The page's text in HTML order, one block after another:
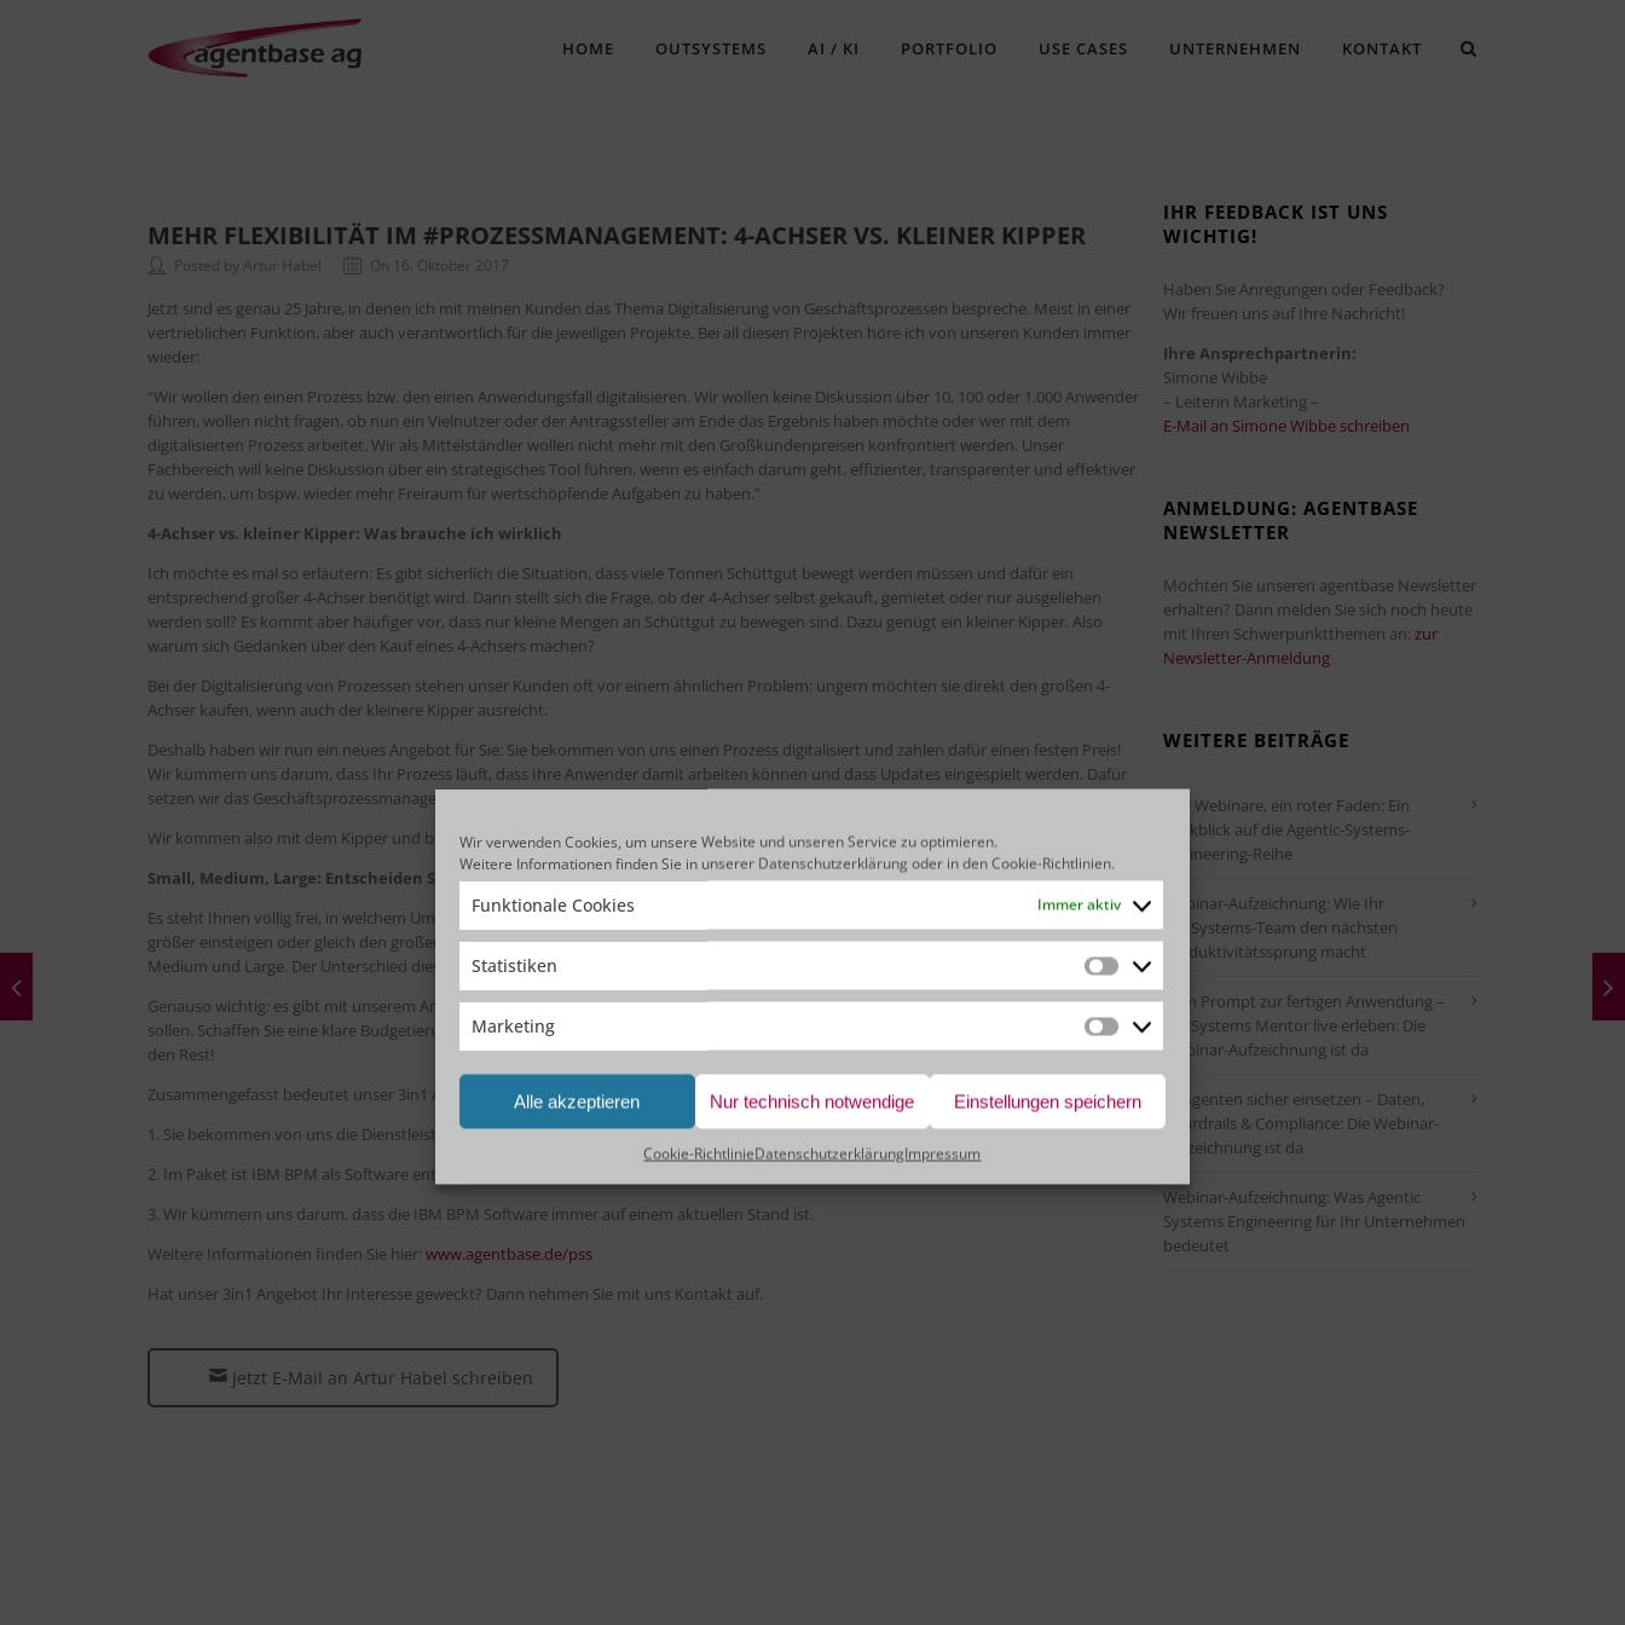
Wir verwenden Cookies, um unsere Website und unseren Service zu optimieren.
Weitere Informationen finden Sie in unserer Datenschutzerklärung oder in denCookie-Richtlinien.
Funktionale Cookies Immer aktiv
Statistiken Statistiken
Marketing Marketing
Alle akzeptieren Nur technisch notwendige Einstellungen speichern
Cookie-RichtlinieDatenschutzerklärungImpressum
HOME OUTSYSTEMS AI / KI PORTFOLIO USE CASES UNTERNEHMEN KONTAKT
MEHR FLEXIBILITÄT IM #PROZESSMANAGEMENT: 4-ACHSER VS. KLEINER KIPPER
Posted by Artur Habel On 16. Oktober 2017
Jetzt sind es genau 25 Jahre, in denen ich mit meinen Kunden das Thema Digitalisierung von Geschäftsprozessen bespreche. Meist in einer
vertrieblichen Funktion, aber auch verantwortlich für die jeweiligen Projekte. Bei all diesen Projekten höre ich von unseren Kunden immer
wieder:
“Wir wollen den einen Prozess bzw. den einen Anwendungsfall digitalisieren. Wir wollen keine Diskussion über 10, 100 oder 1.000 Anwender
führen, wollen nicht fragen, ob nun ein Vielnutzer oder der Antragssteller am Ende das Ergebnis haben möchte oder wer mit dem
digitalisierten Prozess arbeitet. Wir als Mittelständler wollen nicht mehr mit den Großkundenpreisen konfrontiert werden. Unser
Fachbereich will keine Diskussion über ein strategisches Tool führen, wenn es einfach darum geht, effizienter, transparenter und effektiver
zu werden, um bspw. wieder mehr Freiraum für wertschöpfende Aufgaben zu haben.”
4-Achser vs. kleiner Kipper: Was brauche ich wirklich
Ich möchte es mal so erläutern: Es gibt sicherlich die Situation, dass viele Tonnen Schüttgut bewegt werden müssen und dafür ein
entsprechend großer 4-Achser benötigt wird. Dann stellt sich die Frage, ob der 4-Achser selbst gekauft, gemietet oder nur ausgeliehen
werden soll? Es kommt aber häufiger vor, dass nur kleine Mengen an Schüttgut zu bewegen sind. Dazu genügt ein kleiner Kipper. Also
warum sich Gedanken über den Kauf eines 4-Achsers machen?
Bei der Digitalisierung von Prozessen stehen unser Kunden oft vor einem ähnlichen Problem: ungern möchten sie direkt den großen 4-
Achser kaufen, wenn auch der kleinere Kipper ausreicht.
Deshalb haben wir nun ein neues Angebot für Sie: Sie bekommen von uns einen Prozess digitalisiert und zahlen dafür einen festen Preis!
Wir kümmern uns darum, dass Ihr Prozess läuft, dass Ihre Anwender damit arbeiten können und dass Updates eingespielt werden. Dafür
setzen wir das Geschäftsprozessmanagementtool IBM BPM ein. Das ist im Preis inbegriffen!
Wir kommen also mit dem Kipper und bewegen Ihr Schüttgut, Sie brauchen nicht den großen 4-Achser kaufen und selbst tätig werden.
Small, Medium, Large: Entscheiden Sie selbst, womit Sie starten
Es steht Ihnen völlig frei, in welchem Umfang wir mit der Digitalisierung Ihrer Prozesse starten. Ob wir im kleinen Maße beginnen, bereits
größer einsteigen oder gleich den großen Geschäftsprozess digitalisieren. Wir bieten Ihnen dafür drei verschiedene Varianten: Small,
Medium und Large. Der Unterschied dieser drei Varianten liegt dabei in erster Linie in der Komplexität des zu digitalisierenden Prozesses.
Genauso wichtig: es gibt mit unserem Angebot keine Diskussion mehr darüber, ob bspw. 20, 200 oder 2.000 Anwender den Prozess nutzen
sollen. Schaffen Sie eine klare Budgetierung des Projektes und konzentrieren Sie sich auf den zu digitalisierenden Prozess – wir erledigen
den Rest!
Zusammengefasst bedeutet unser 3in1 Angebot für Sie:
1. Sie bekommen von uns die Dienstleistung zur Umsetzung Ihres Prozesses.
2. Im Paket ist IBM BPM als Software enthalten.
3. Wir kümmern uns darum, dass die IBM BPM Software immer auf einem aktuellen Stand ist.
Weitere Informationen finden Sie hier: www.agentbase.de/pss
Hat unser 3in1 Angebot Ihr Interesse geweckt? Dann nehmen Sie mit uns Kontakt auf.
Jetzt E-Mail an Artur Habel schreiben
IHR FEEDBACK IST UNS
WICHTIG!
Haben Sie Anregungen oder Feedback?
Wir freuen uns auf Ihre Nachricht!
Ihre Ansprechpartnerin:
Simone Wibbe
– Leiterin Marketing –
E-Mail an Simone Wibbe schreiben
ANMELDUNG: AGENTBASE
NEWSLETTER
Möchten Sie unseren agentbase Newsletter
erhalten? Dann melden Sie sich noch heute
mit Ihren Schwerpunktthemen an: zur
Newsletter-Anmeldung
WEITERE BEITRÄGE
Vier Webinare, ein roter Faden: Ein
Rückblick auf die Agentic-Systems-
Engineering-Reihe
Webinar-Aufzeichnung: Wie Ihr
OutSystems-Team den nächsten
Produktivitätssprung macht
Vom Prompt zur fertigen Anwendung –
OutSystems Mentor live erleben: Die
Webinar-Aufzeichnung ist da
KI-Agenten sicher einsetzen – Daten,
Guardrails & Compliance: Die Webinar-
Aufzeichnung ist da
Webinar-Aufzeichnung: Was Agentic
Systems Engineering für Ihr Unternehmen
bedeutet